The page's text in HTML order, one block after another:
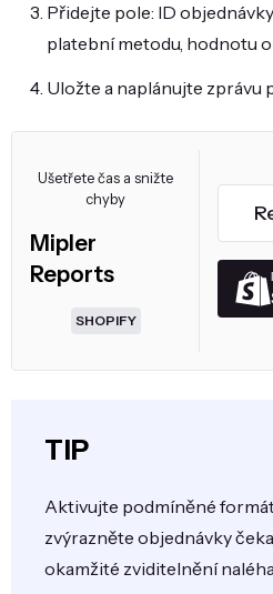
Přidejte pole: ID
platební metodu, hodnotu
Uložte a naplánujte zprávu
Ušetřete čas a snižte
chyby
Mipler
Reports
SHOPIFY
TIP
Aktivujte podmíněné
zvýrazněte objednávky
okamžité zviditelnění